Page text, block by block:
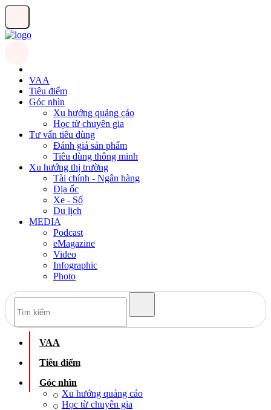
VAA
Tiêu điểm
Góc nhìn
Xu hướng quảng cáo
Học từ chuyên gia
Tư vấn tiêu dùng
Đánh giá sản phẩm
Tiêu dùng thông minh
Xu hướng thị trường
Tài chính - Ngân hàng
Địa ốc
Xe - Số
Du lịch
MEDIA
Podcast
eMagazine
Video
Infographic
Photo
VAA
Tiêu điểm
Góc nhìn
Xu hướng quảng cáo
Học từ chuyên gia